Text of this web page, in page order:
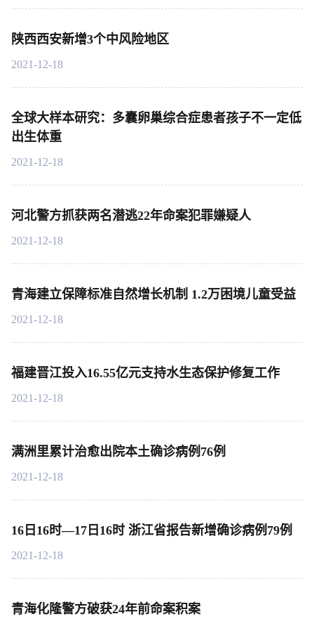
陕西西安新增3个中风险地区
2021-12-18
全球大样本研究：多囊卵巢综合症患者孩子不一定低
出生体重
2021-12-18
河北警方抓获两名潜逃22年命案犯罪嫌疑人
2021-12-18
青海建立保障标准自然增长机制 1.2万困境儿童受益
2021-12-18
福建晋江投入16.55亿元支持水生态保护修复工作
2021-12-18
满洲里累计治愈出院本土确诊病例76例
2021-12-18
16日16时—17日16时 浙江省报告新增确诊病例79例
2021-12-18
青海化隆警方破获24年前命案积案